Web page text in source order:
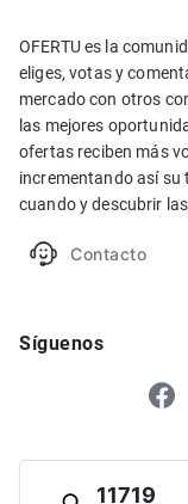
OFERTU es la
eliges, votas y
mercado con otros
las mejores
ofertas reciben más
incrementando así su
cuando y descubrir
Contacto
Síguenos
11719